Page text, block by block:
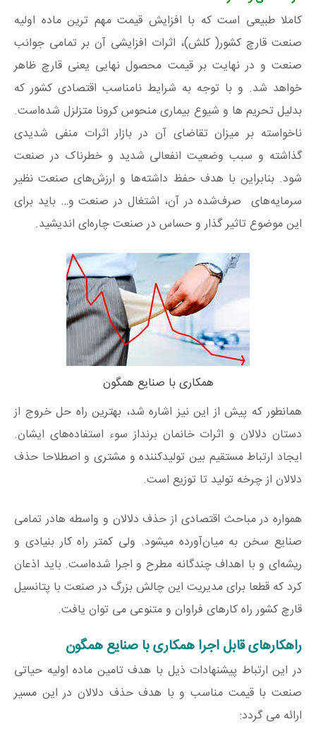
کاملا طبیعی است که با افزایش قیمت مهم ترین ماده اولیه
صنعت قارچ کشور( کلش)، اثرات افزایشی آن بر تمامی جوانب
صنعت و در نهایت بر قیمت محصول نهایی یعنی قارچ ظاهر
خواهد شد. و با توجه به شرایط نامناسب اقتصادی کشور که
بدلیل تحریم ها و شیوع بیماری منحوس کرونا متزلزل شده‌است.
ناخواسته بر میزان تقاضای آن در بازار اثرات منفی شدیدی
گذاشته و سبب وضعیت انفعالی شدید و خطرناک در صنعت
شود. بنابراین با هدف حفظ داشته‌ها و ارزش‌های صنعت نظیر
سرمایه‌های صرف‌شده در آن، اشتغال در صنعت و… باید برای
این موضوع تاثیر گذار و حساس در صنعت چاره‌ای اندیشید.
همکاری با صنایع همگون
همانطور که پیش از این نیز اشاره شد، بهترین راه حل خروج از
دستان دلالان و اثرات خانمان برنداز سوء استفاده‌های ایشان.
ایجاد ارتباط مستقیم بین تولیدکننده و مشتری و اصطلاحا حذف
دلالان از چرخه تولید تا توزیع است.
همواره در مباحث اقتصادی از حذف دلالان و واسطه هادر تمامی
صنایع سخن به میان‌آورده میشود. ولی کمتر راه کار بنیادی و
ریشه‌ای و با اهداف چندگانه مطرح و اجرا شده‌است. باید اذعان
کرد که قطعا برای مدیریت این چالش بزرگ در صنعت با پتانسیل
قارچ کشور راه کارهای فراوان و متنوعی می توان یافت.
راهکارهای قابل اجرا همکاری با صنایع همگون
در این ارتباط پیشنهادات ذیل با هدف تامین ماده اولیه حیاتی
صنعت با قیمت مناسب و با هدف حذف دلالان در این مسیر
ارائه می گردد: